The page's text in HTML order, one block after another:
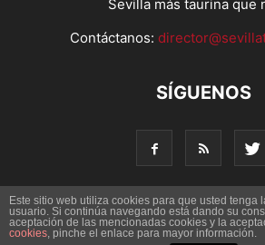
Sevilla más taurina que
Contáctanos:
SÍGUENOS
© Copyright 2016 - Sevilla Taurina.
Este sitio web utiliza cookies para que usted tenga
usuario. Si continúa navegando está dando su
aceptación de las mencionadas cookies y la
cookies, pinche el enlace para mayor información.